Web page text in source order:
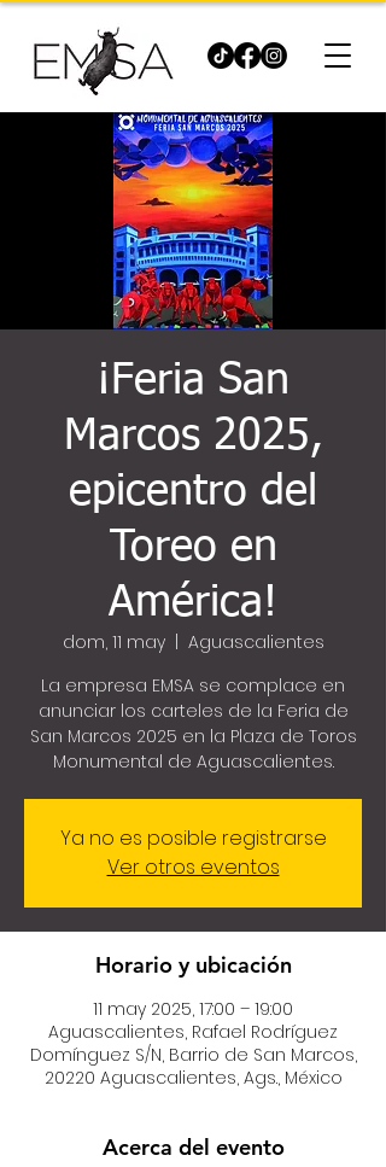
¡Feria San
Marcos 2025,
epicentro del
Toreo en
América!
dom, 11 may
  |
Aguascalientes
La empresa EMSA se complace en
anunciar los carteles de la Feria de
San Marcos 2025 en la Plaza de Toros
Monumental de Aguascalientes.
Ya no es posible registrarse
Ver otros eventos
Horario y ubicación
11 may 2025, 17:00 – 19:00
Aguascalientes, Rafael Rodríguez
Domínguez S/N, Barrio de San Marcos,
20220 Aguascalientes, Ags., México
Acerca del evento